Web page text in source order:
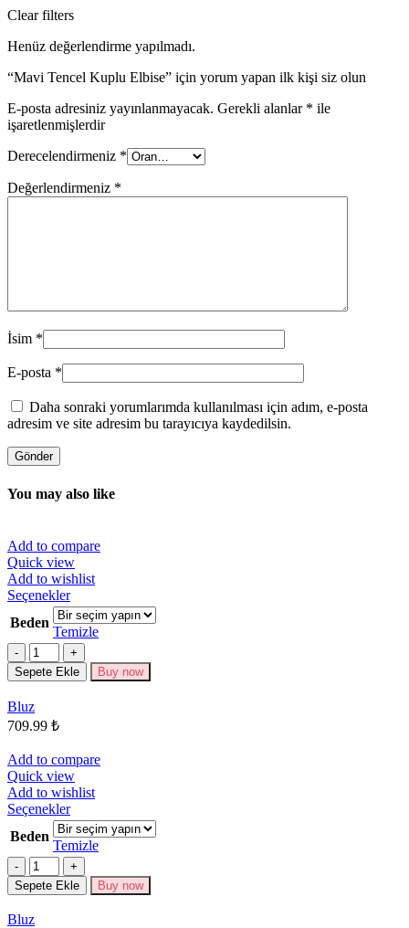
Clear filters
Henüz değerlendirme yapılmadı.
“Mavi Tencel Kuplu Elbise” için yorum yapan ilk kişi siz olun
E-posta adresiniz yayınlanmayacak. Gerekli alanlar * ile
işaretlenmişlerdir
Derecelendirmeniz *
Değerlendirmeniz *
İsim *
E-posta *
Daha sonraki yorumlarımda kullanılması için adım, e-posta
adresim ve site adresim bu tarayıcıya kaydedilsin.
You may also like
Add to compare
Quick view
Add to wishlist
SeçeneklerBu
ürünün
birden
fazla
varyasyonu
var.
Beden
Temizle
Miktar
Sepete Ekle Buy now
Bluz
709.99 ₺
Add to compare
Quick view
Add to wishlist
SeçeneklerBu
ürünün
birden
fazla
varyasyonu
var.
Beden
Temizle
Miktar
Sepete Ekle Buy now
Bluz